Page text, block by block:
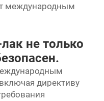
международным
не только
директиву